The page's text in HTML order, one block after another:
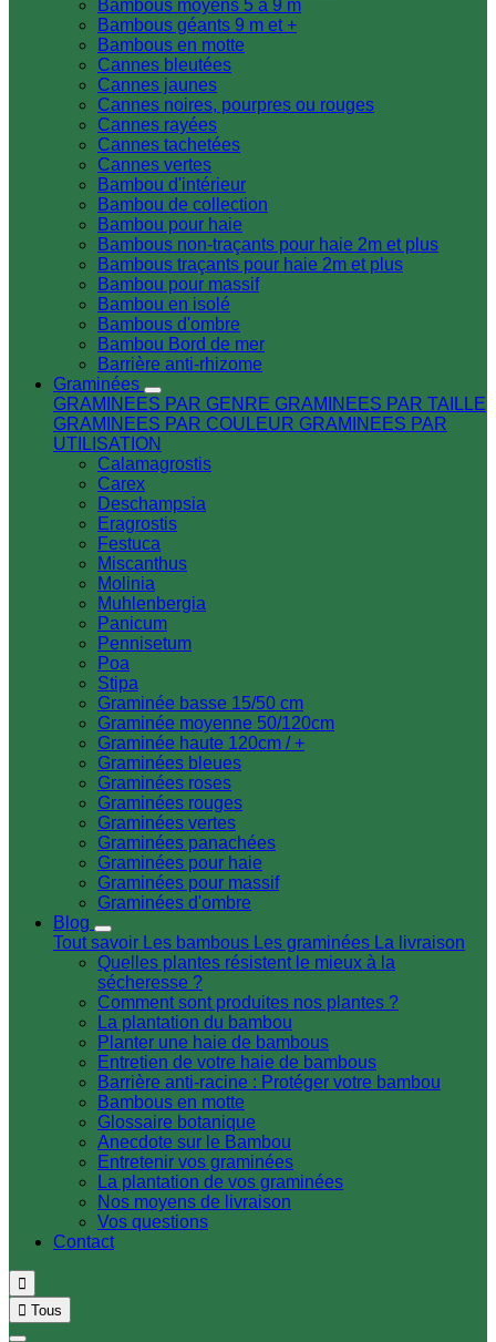
Bambous moyens 5 à 9 m
Bambous géants 9 m et +
Bambous en motte
Cannes bleutées
Cannes jaunes
Cannes noires, pourpres ou rouges
Cannes rayées
Cannes tachetées
Cannes vertes
Bambou d'intérieur
Bambou de collection
Bambou pour haie
Bambous non-traçants pour haie 2m et plus
Bambous traçants pour haie 2m et plus
Bambou pour massif
Bambou en isolé
Bambous d'ombre
Bambou Bord de mer
Barrière anti-rhizome
Graminées
GRAMINEES PAR GENRE GRAMINEES PAR TAILLE
GRAMINEES PAR COULEUR GRAMINEES PAR
UTILISATION
Calamagrostis
Carex
Deschampsia
Eragrostis
Festuca
Miscanthus
Molinia
Muhlenbergia
Panicum
Pennisetum
Poa
Stipa
Graminée basse 15/50 cm
Graminée moyenne 50/120cm
Graminée haute 120cm / +
Graminées bleues
Graminées roses
Graminées rouges
Graminées vertes
Graminées panachées
Graminées pour haie
Graminées pour massif
Graminées d'ombre
Blog
Tout savoir Les bambous Les graminées La livraison
Quelles plantes résistent le mieux à la
sécheresse ?
Comment sont produites nos plantes ?
La plantation du bambou
Planter une haie de bambous
Entretien de votre haie de bambous
Barrière anti-racine : Protéger votre bambou
Bambous en motte
Glossaire botanique
Anecdote sur le Bambou
Entretenir vos graminées
La plantation de vos graminées
Nos moyens de livraison
Vos questions
Contact

 Tous